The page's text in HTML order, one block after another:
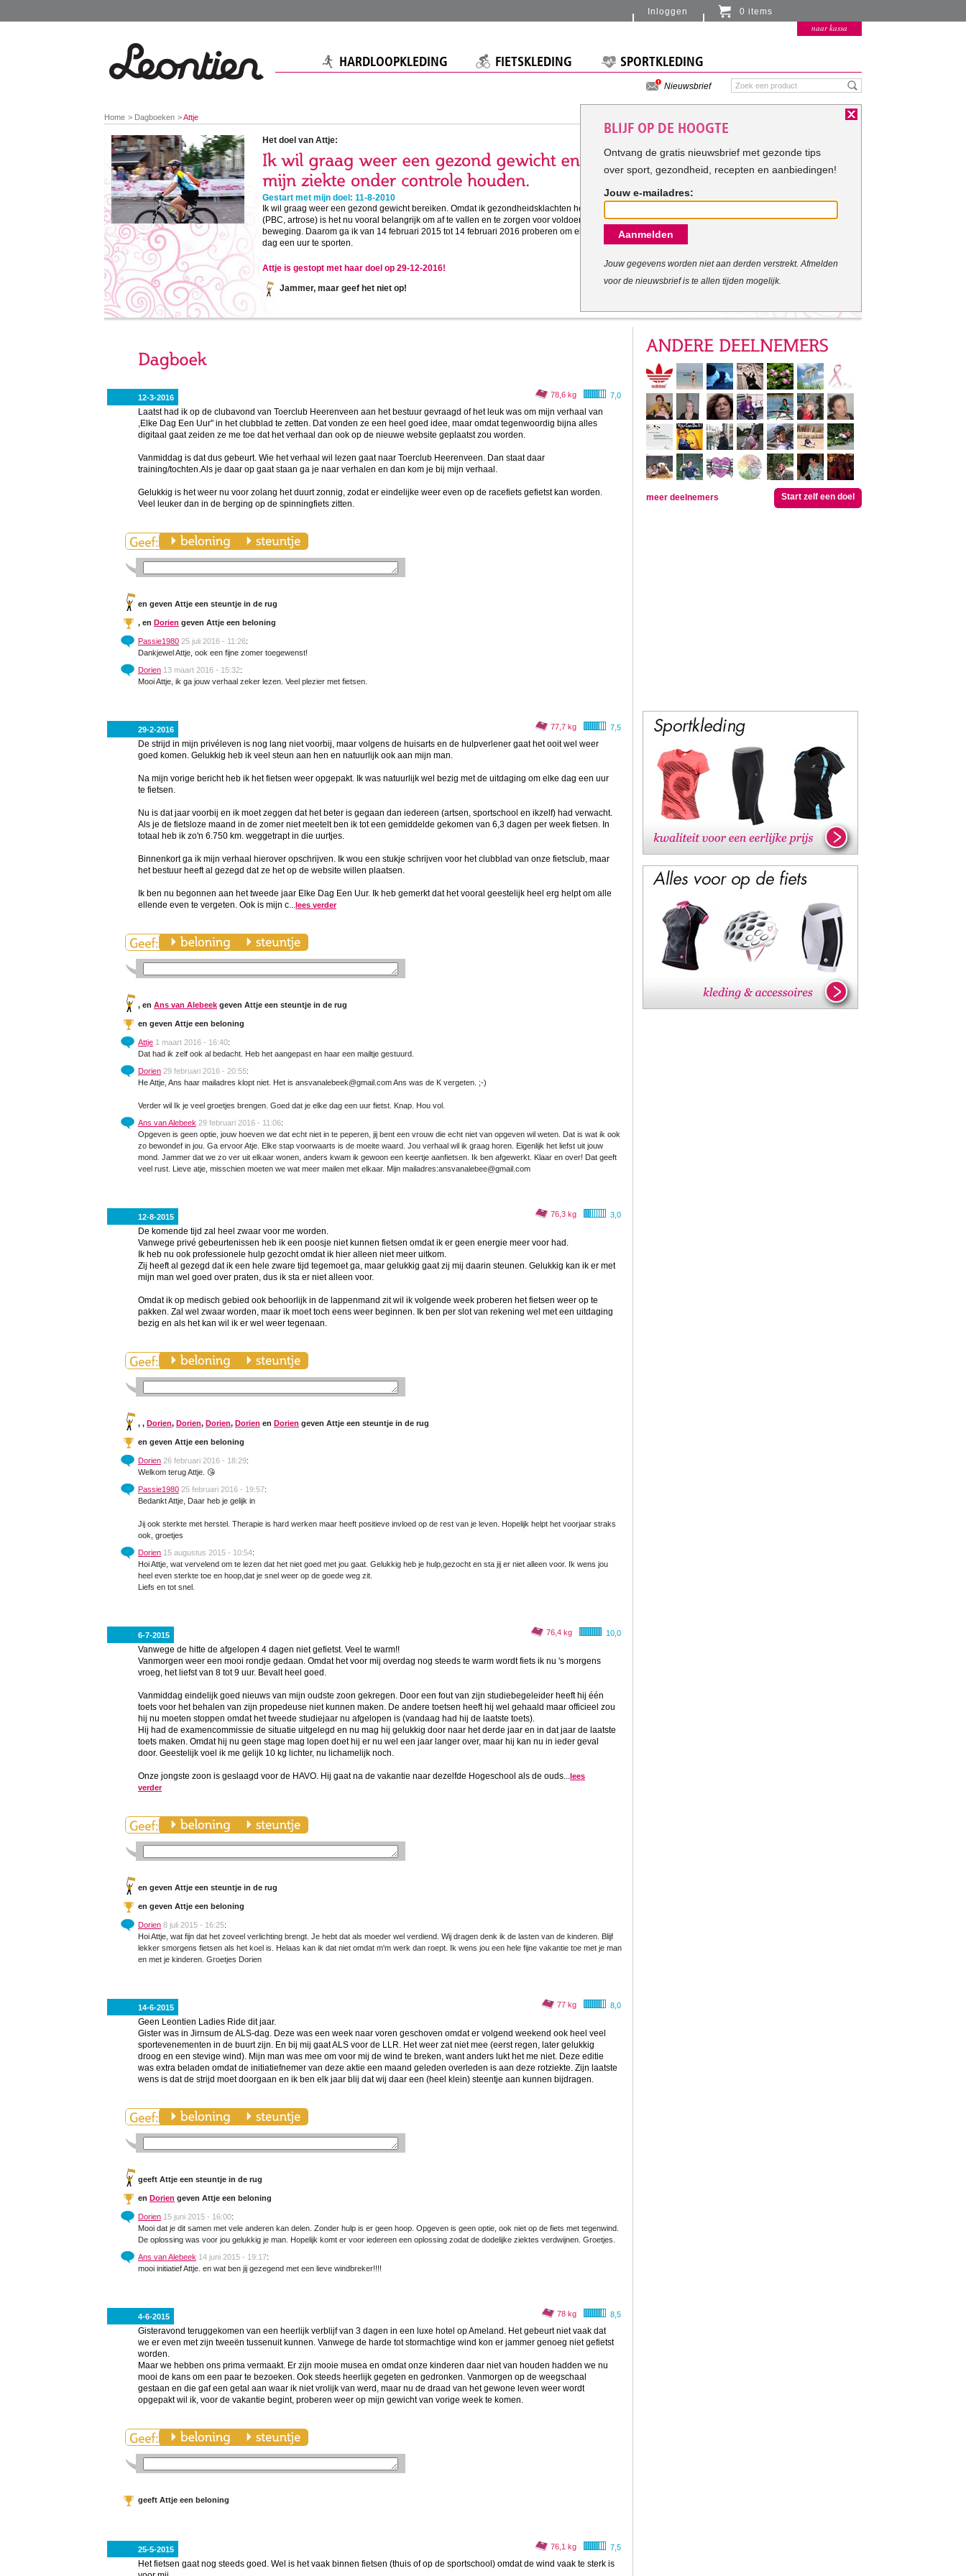
You
are
here:
Home Dagboeken Attje
Het doel van Attje:
Gestart met mijn doel: 11-8-2010
Ik wil graag weer een gezond gewicht bereiken. Omdat ik gezondheidsklachten heb
(PBC, artrose) is het nu vooral belangrijk om af te vallen en te zorgen voor voldoende
beweging. Daarom ga ik van 14 februari 2015 tot 14 februari 2016 proberen om elke
dag een uur te sporten.
Attje is gestopt met haar doel op 29-12-2016!
Jammer, maar geef het niet op!
12-3-2016 7,0
78,6 kg
Laatst had ik op de clubavond van Toerclub Heerenveen aan het bestuur gevraagd of het leuk was om mijn verhaal van
,Elke Dag Een Uur" in het clubblad te zetten. Dat vonden ze een heel goed idee, maar omdat tegenwoordig bijna alles
digitaal gaat zeiden ze me toe dat het verhaal dan ook op de nieuwe website geplaatst zou worden.
Vanmiddag is dat dus gebeurt. Wie het verhaal wil lezen gaat naar Toerclub Heerenveen. Dan staat daar
training/tochten.Als je daar op gaat staan ga je naar verhalen en dan kom je bij mijn verhaal.
Gelukkig is het weer nu voor zolang het duurt zonnig, zodat er eindelijke weer even op de racefiets gefietst kan worden.
Veel leuker dan in de berging op de spinningfiets zitten.
en geven Attje een steuntje in de rug
, en Dorien geven Attje een beloning
Passie1980 25 juli 2016 - 11:26:
Dankjewel Attje, ook een fijne zomer toegewenst!
Dorien 13 maart 2016 - 15:32:
Mooi Attje, ik ga jouw verhaal zeker lezen. Veel plezier met fietsen.
29-2-2016 7,5
77,7 kg
De strijd in mijn privéleven is nog lang niet voorbij, maar volgens de huisarts en de hulpverlener gaat het ooit wel weer
goed komen. Gelukkig heb ik veel steun aan hen en natuurlijk ook aan mijn man.
Na mijn vorige bericht heb ik het fietsen weer opgepakt. Ik was natuurlijk wel bezig met de uitdaging om elke dag een uur
te fietsen.
Nu is dat jaar voorbij en ik moet zeggen dat het beter is gegaan dan iedereen (artsen, sportschool en ikzelf) had verwacht.
Als je de fietsloze maand in de zomer niet meetelt ben ik tot een gemiddelde gekomen van 6,3 dagen per week fietsen. In
totaal heb ik zo'n 6.750 km. weggetrapt in die uurtjes.
Binnenkort ga ik mijn verhaal hierover opschrijven. Ik wou een stukje schrijven voor het clubblad van onze fietsclub, maar
het bestuur heeft al gezegd dat ze het op de website willen plaatsen.
Ik ben nu begonnen aan het tweede jaar Elke Dag Een Uur. Ik heb gemerkt dat het vooral geestelijk heel erg helpt om alle
ellende even te vergeten. Ook is mijn c...lees verder
, en Ans van Alebeek geven Attje een steuntje in de rug
en geven Attje een beloning
Attje 1 maart 2016 - 16:40:
Dat had ik zelf ook al bedacht. Heb het aangepast en haar een mailtje gestuurd.
Dorien 29 februari 2016 - 20:55:
He Attje, Ans haar mailadres klopt niet. Het is ansvanalebeek@gmail.com Ans was de K vergeten. ;-)
Verder wil Ik je veel groetjes brengen. Goed dat je elke dag een uur fietst. Knap. Hou vol.
Ans van Alebeek 29 februari 2016 - 11:06:
Opgeven is geen optie, jouw hoeven we dat echt niet in te peperen, jij bent een vrouw die echt niet van opgeven wil weten. Dat is wat ik ook
zo bewondef in jou. Ga ervoor Atje. Elke stap voorwaarts is de moeite waard. Jou verhaal wil ik graag horen. Eigenlijk het liefst uit jouw
mond. Jammer dat we zo ver uit elkaar wonen, anders kwam ik gewoon een keertje aanfietsen. Ik ben afgewerkt. Klaar en over! Dat geeft
veel rust. Lieve atje, misschien moeten we wat meer mailen met elkaar. Mijn mailadres:ansvanalebee@gmail.com
12-8-2015 3,0
76,3 kg
De komende tijd zal heel zwaar voor me worden.
Vanwege privé gebeurtenissen heb ik een poosje niet kunnen fietsen omdat ik er geen energie meer voor had.
Ik heb nu ook professionele hulp gezocht omdat ik hier alleen niet meer uitkom.
Zij heeft al gezegd dat ik een hele zware tijd tegemoet ga, maar gelukkig gaat zij mij daarin steunen. Gelukkig kan ik er met
mijn man wel goed over praten, dus ik sta er niet alleen voor.
Omdat ik op medisch gebied ook behoorlijk in de lappenmand zit wil ik volgende week proberen het fietsen weer op te
pakken. Zal wel zwaar worden, maar ik moet toch eens weer beginnen. Ik ben per slot van rekening wel met een uitdaging
bezig en als het kan wil ik er wel weer tegenaan.
, , Dorien, Dorien, Dorien, Dorien en Dorien geven Attje een steuntje in de rug
en geven Attje een beloning
Dorien 26 februari 2016 - 18:29:
Welkom terug Attje. 😘
Passie1980 25 februari 2016 - 19:57:
Bedankt Attje, Daar heb je gelijk in
Jij ook sterkte met herstel. Therapie is hard werken maar heeft positieve invloed op de rest van je leven. Hopelijk helpt het voorjaar straks
ook, groetjes
Dorien 15 augustus 2015 - 10:54:
Hoi Attje, wat vervelend om te lezen dat het niet goed met jou gaat. Gelukkig heb je hulp,gezocht en sta jij er niet alleen voor. Ik wens jou
heel even sterkte toe en hoop,dat je snel weer op de goede weg zit.
Liefs en tot snel.
6-7-2015 10,0
76,4 kg
Vanwege de hitte de afgelopen 4 dagen niet gefietst. Veel te warm!!
Vanmorgen weer een mooi rondje gedaan. Omdat het voor mij overdag nog steeds te warm wordt fiets ik nu 's morgens
vroeg, het liefst van 8 tot 9 uur. Bevalt heel goed.
Vanmiddag eindelijk goed nieuws van mijn oudste zoon gekregen. Door een fout van zijn studiebegeleider heeft hij één
toets voor het behalen van zijn propedeuse niet kunnen maken. De andere toetsen heeft hij wel gehaald maar officieel zou
hij nu moeten stoppen omdat het tweede studiejaar nu afgelopen is (vandaag had hij de laatste toets).
Hij had de examencommissie de situatie uitgelegd en nu mag hij gelukkig door naar het derde jaar en in dat jaar de laatste
toets maken. Omdat hij nu geen stage mag lopen doet hij er nu wel een jaar langer over, maar hij kan nu in ieder geval
door. Geestelijk voel ik me gelijk 10 kg lichter, nu lichamelijk noch.
Onze jongste zoon is geslaagd voor de HAVO. Hij gaat na de vakantie naar dezelfde Hogeschool als de ouds...lees
verder
en geven Attje een steuntje in de rug
en geven Attje een beloning
Dorien 8 juli 2015 - 16:25:
Hoi Attje, wat fijn dat het zoveel verlichting brengt. Je hebt dat als moeder wel verdiend. Wij dragen denk ik de lasten van de kinderen. Blijf
lekker smorgens fietsen als het koel is. Helaas kan ik dat niet omdat m'm werk dan roept. Ik wens jou een hele fijne vakantie toe met je man
en met je kinderen. Groetjes Dorien
14-6-2015 8,0
77 kg
Geen Leontien Ladies Ride dit jaar.
Gister was in Jirnsum de ALS-dag. Deze was een week naar voren geschoven omdat er volgend weekend ook heel veel
sportevenementen in de buurt zijn. En bij mij gaat ALS voor de LLR. Het weer zat niet mee (eerst regen, later gelukkig
droog en een stevige wind). Mijn man was mee om voor mij de wind te breken, want anders lukt het me niet. Deze editie
was extra beladen omdat de initiatiefnemer van deze aktie een maand geleden overleden is aan deze rotziekte. Zijn laatste
wens is dat de strijd moet doorgaan en ik ben elk jaar blij dat wij daar een (heel klein) steentje aan kunnen bijdragen.
geeft Attje een steuntje in de rug
en Dorien geven Attje een beloning
Dorien 15 juni 2015 - 16:00:
Mooi dat je dit samen met vele anderen kan delen. Zonder hulp is er geen hoop. Opgeven is geen optie, ook niet op de fiets met tegenwind.
De oplossing was voor jou gelukkig je man. Hopelijk komt er voor iedereen een oplossing zodat de dodelijke ziektes verdwijnen. Groetjes.
Ans van Alebeek 14 juni 2015 - 19:17:
mooi initiatief Attje. en wat ben jij gezegend met een lieve windbreker!!!!
4-6-2015 8,5
78 kg
Gisteravond teruggekomen van een heerlijk verblijf van 3 dagen in een luxe hotel op Ameland. Het gebeurt niet vaak dat
we er even met zijn tweeën tussenuit kunnen. Vanwege de harde tot stormachtige wind kon er jammer genoeg niet gefietst
worden.
Maar we hebben ons prima vermaakt. Er zijn mooie musea en omdat onze kinderen daar niet van houden hadden we nu
mooi de kans om een paar te bezoeken. Ook steeds heerlijk gegeten en gedronken. Vanmorgen op de weegschaal
gestaan en die gaf een getal aan waar ik niet vrolijk van werd, maar nu de draad van het gewone leven weer wordt
opgepakt wil ik, voor de vakantie begint, proberen weer op mijn gewicht van vorige week te komen.
geeft Attje een beloning
25-5-2015 7,5
76,1 kg
Het fietsen gaat nog steeds goed. Wel is het vaak binnen fietsen (thuis of op de sportschool) omdat de wind vaak te sterk is
meer deelnemers Start zelf een doel
HARDLOOPKLEDING FIETSKLEDING SPORTKLEDING
Nieuwsbrief
Inloggen 0 items
Er zitten momenteel geen artikelen in de
naar kassa
BLIJF OP DE HOOGTE
Ontvang de gratis nieuwsbrief met gezonde tips
over sport, gezondheid, recepten en aanbiedingen!
Jouw e-mailadres:
Aanmelden
Jouw gegevens worden niet aan derden verstrekt. Afmelden
voor de nieuwsbrief is te allen tijden mogelijk.